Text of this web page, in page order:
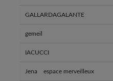
GALLARDAGALANTE
gemeil
IACUCCI
Jena espace merveilleux